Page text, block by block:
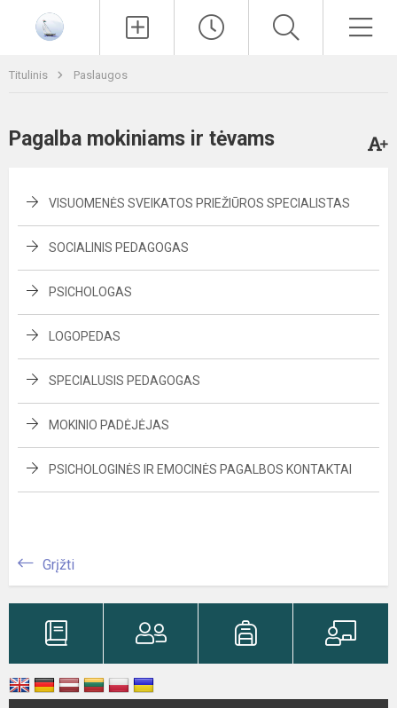
Titulinis Paslaugos
Pagalba mokiniams ir tėvams
VISUOMENĖS SVEIKATOS PRIEŽIŪROS SPECIALISTAS
SOCIALINIS PEDAGOGAS
PSICHOLOGAS
LOGOPEDAS
SPECIALUSIS PEDAGOGAS
MOKINIO PADĖJĖJAS
PSICHOLOGINĖS IR EMOCINĖS PAGALBOS KONTAKTAI
Grįžti